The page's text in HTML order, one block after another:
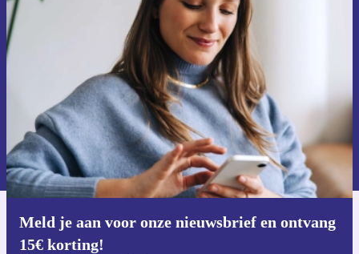
Meld je aan voor onze nieuwsbrief en ontvang
15€ korting!
ontvang €15 korting!
Mis nooit meer een aanbieding.
Voucher aanvragen
Informatie over het gebruik van persoonsgegevens vind je in ons
privacybeleid
Download de refurbed app